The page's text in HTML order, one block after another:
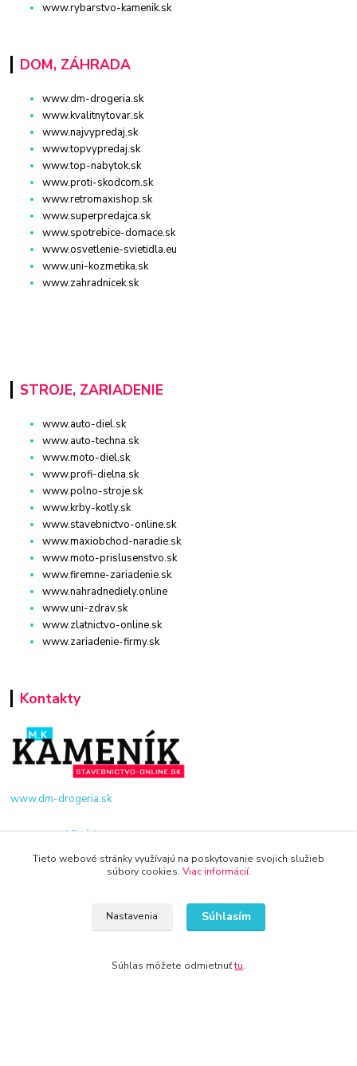
www.rybarstvo-kamenik.sk
DOM, ZÁHRADA
www.dm-drogeria.sk
www.kvalitnytovar.sk
www.najvypredaj.sk
www.topvypredaj.sk
www.top-nabytok.sk
www.proti-skodcom.sk
www.retromaxishop.sk
www.superpredajca.sk
www.spotrebice-domace.sk
www.osvetlenie-svietidla.eu
www.uni-kozmetika.sk
www.zahradnicek.sk
STROJE, ZARIADENIE
www.auto-diel.sk
www.auto-techna.sk
www.moto-diel.sk
www.profi-dielna.sk
www.polno-stroje.sk
www.krby-kotly.sk
www.stavebnictvo-online.sk
www.maxiobchod-naradie.sk
www.moto-prislusenstvo.sk
www.firemne-zariadenie.sk
www.nahradnediely.online
www.uni-zdrav.sk
www.zlatnictvo-online.sk
www.zariadenie-firmy.sk
Kontakty
www.dm-drogeria.sk
Viktória
+421 940 949 000
Tieto webové stránky využívajú na poskytovanie svojich služieb
súbory cookies. Viac informácií.
Nastavenia Súhlasím
Súhlas môžete odmietnuťtu.